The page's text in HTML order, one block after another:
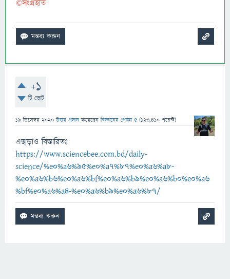
©সংগ্রহীত
+1
টি ভোট
19 ডিসেম্বর 2020 উত্তর প্রদান করেছেনবিজ্ঞানের পোকা ৫ (123,410 পয়েন্ট)
এছাড়াও বিস্তারিতঃ
https://www.sciencebee.com.bd/daily-
science/%e0%a6%95%e0%a7%87%e0%a6%a8-
%e0%a6%b6%e0%a6%bf%e0%a6%b9%e0%a6%b0%e0%a6
%bf%e0%a6%a4-%e0%a6%b9%e0%a6%87/